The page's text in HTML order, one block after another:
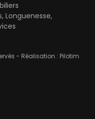
Longuenesse,
- Réalisation : Pilotim